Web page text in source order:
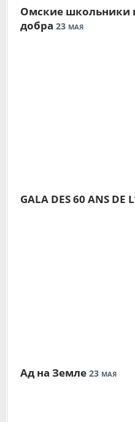
Омские школьники
добра 23 МАЯ
GALA DES 60 ANS DE
Ад на Земле 23 МАЯ